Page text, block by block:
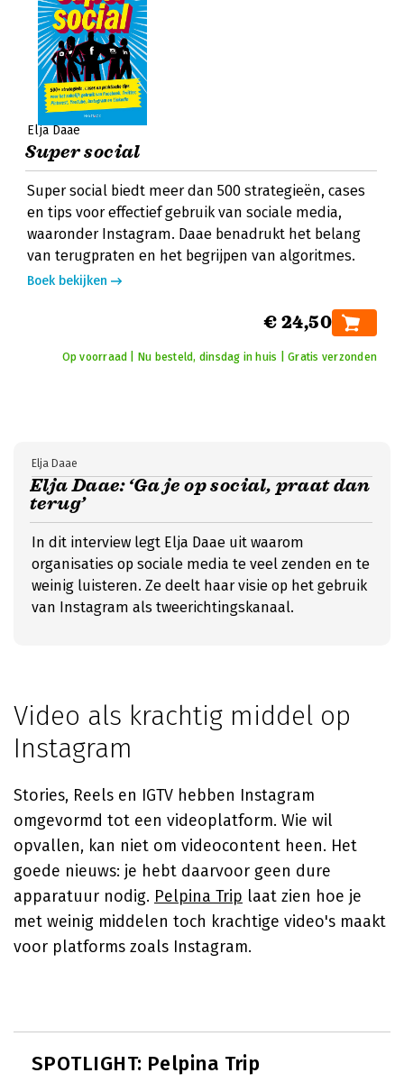
Elja Daae
Super social
Super social biedt meer dan 500 strategieën, cases
en tips voor effectief gebruik van sociale media,
waaronder Instagram. Daae benadrukt het belang
van terugpraten en het begrijpen van algoritmes.
Boek bekijken
€ 24,50
Op voorraad | Nu besteld, dinsdag in huis | Gratis verzonden
Elja Daae: ‘Ga je op social, praat dan
terug’
Elja Daae
In dit interview legt Elja Daae uit waarom
organisaties op sociale media te veel zenden en te
weinig luisteren. Ze deelt haar visie op het gebruik
van Instagram als tweerichtingskanaal.
Video als krachtig middel op
Instagram
Stories, Reels en IGTV hebben Instagram
omgevormd tot een videoplatform. Wie wil
opvallen, kan niet om videocontent heen. Het
goede nieuws: je hebt daarvoor geen dure
apparatuur nodig. Pelpina Trip laat zien hoe je
met weinig middelen toch krachtige video's maakt
voor platforms zoals Instagram.
SPOTLIGHT: Pelpina Trip